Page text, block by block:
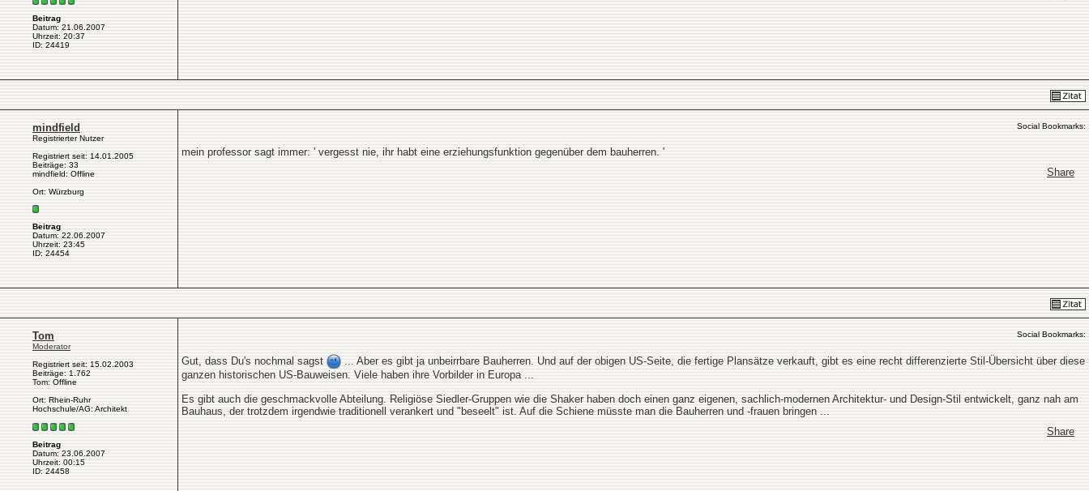
Beitrag
Datum: 21.06.2007
Uhrzeit: 20:37
ID: 24419
mindfield
Registrierter Nutzer
Registriert seit: 14.01.2005
Beiträge: 33
mindfield: Offline
Ort: Würzburg
Beitrag
Datum: 22.06.2007
Uhrzeit: 23:45
ID: 24454
Social Bookmarks:
mein professor sagt immer: ' vergesst nie, ihr habt eine erziehungsfunktion gegenüber dem bauherren. '
Share
Tom
Moderator
Registriert seit: 15.02.2003
Beiträge: 1.762
Tom: Offline
Ort: Rhein-Ruhr
Hochschule/AG: Architekt
Beitrag
Datum: 23.06.2007
Uhrzeit: 00:15
ID: 24458
Social Bookmarks:
Gut, dass Du's nochmal sagst
... Aber es gibt ja unbeirrbare Bauherren. Und auf der obigen US-Seite, die fertige Plansätze verkauft, gibt es eine recht differenzierte Stil-Übersicht über diese
ganzen historischen US-Bauweisen. Viele haben ihre Vorbilder in Europa ...
Es gibt auch die geschmackvolle Abteilung. Religiöse Siedler-Gruppen wie die Shaker haben doch einen ganz eigenen, sachlich-modernen Architektur- und Design-Stil entwickelt, ganz nah am
Bauhaus, der trotzdem irgendwie traditionell verankert und "beseelt" ist. Auf die Schiene müsste man die Bauherren und -frauen bringen ...
Share